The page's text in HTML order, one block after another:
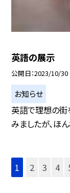
英語の展示
公開日 2023/10/30
お知らせ
英語で理想の街
みましたが、ほ
1 2 3 4